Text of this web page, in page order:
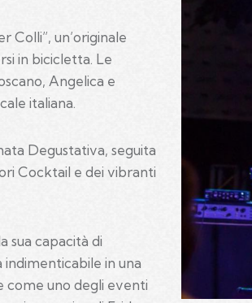
Colli”, un’originale
in bicicletta. Le
Angelica e
italiana.
Degustativa, seguita
Cocktail e dei vibranti
sua capacità di
in una
come uno degli eventi